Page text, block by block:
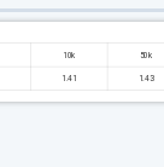
10k 50k
1.41 1.43